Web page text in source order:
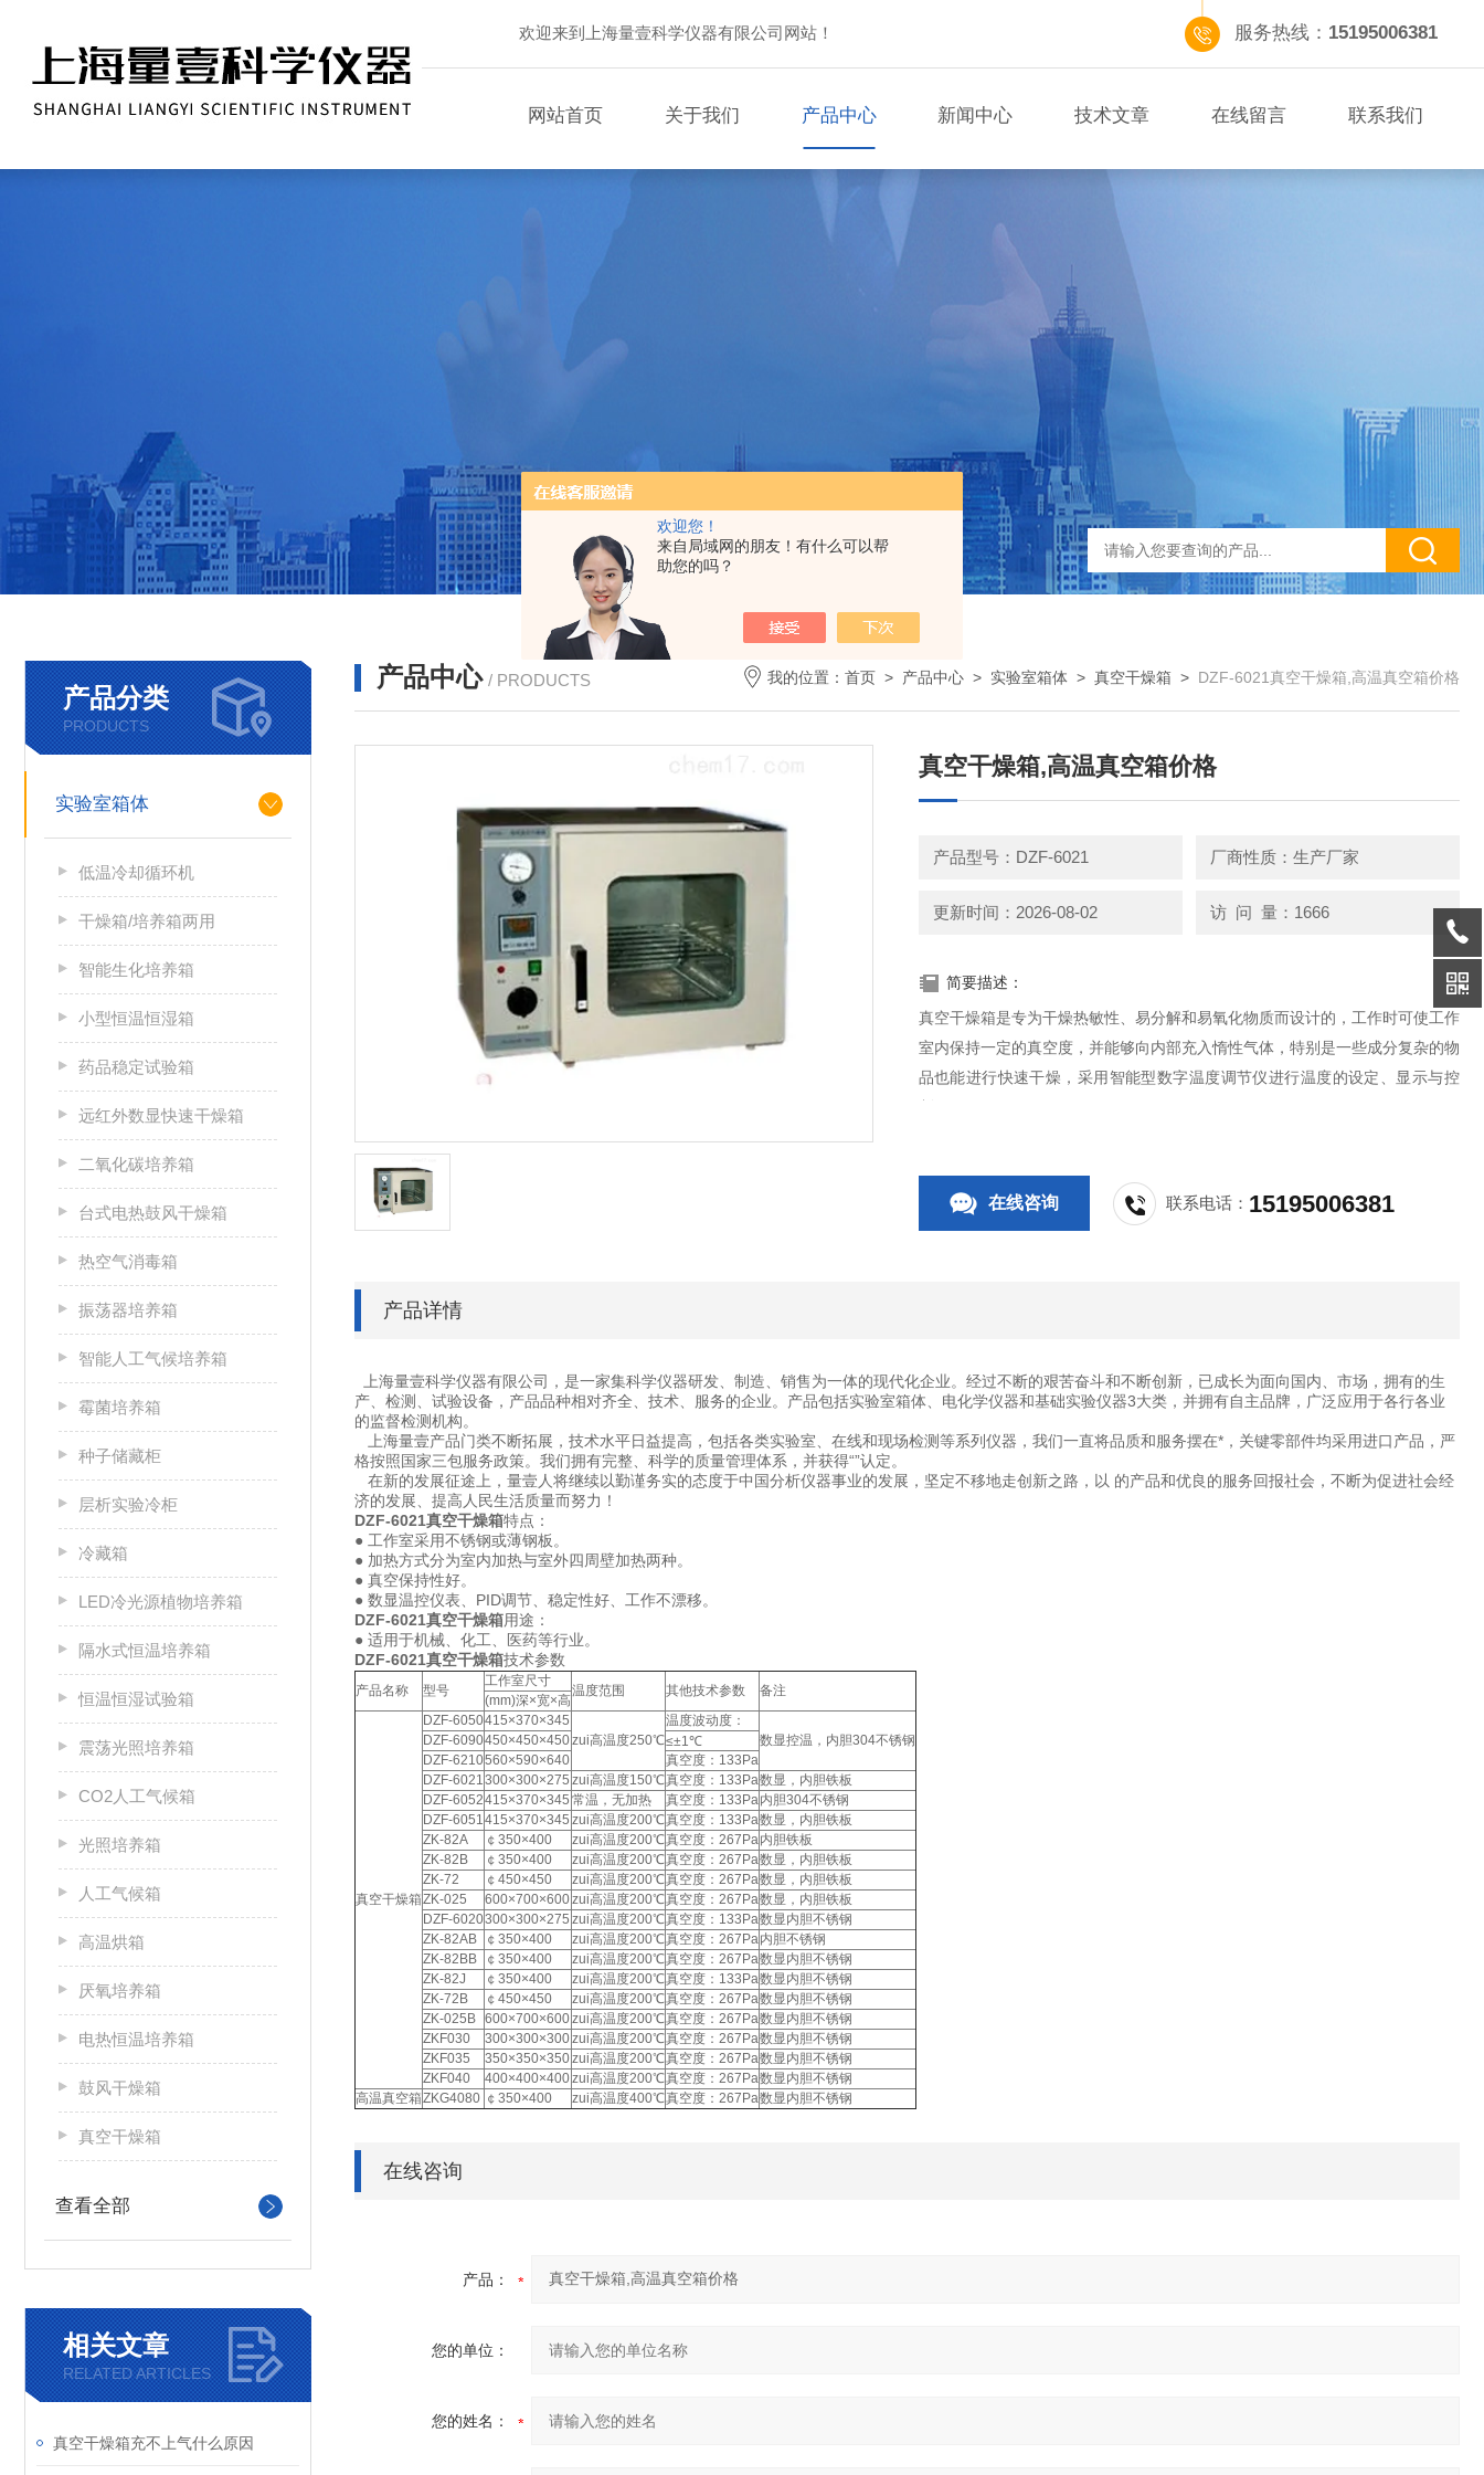
欢迎您！
来自局域网的朋友！有什么可以帮
助您的吗？
欢迎来到上海量壹科学仪器有限公司网站！ 服务热线： 15195006381
网站首页 关于我们 产品中心 新闻中心 技术文章 在线留言 联系我们
产品分类
PRODUCTS
实验室箱体
低温冷却循环机
干燥箱/培养箱两用
智能生化培养箱
小型恒温恒湿箱
药品稳定试验箱
远红外数显快速干燥箱
二氧化碳培养箱
台式电热鼓风干燥箱
热空气消毒箱
振荡器培养箱
智能人工气候培养箱
霉菌培养箱
种子储藏柜
层析实验冷柜
冷藏箱
LED冷光源植物培养箱
隔水式恒温培养箱
恒温恒湿试验箱
震荡光照培养箱
CO2人工气候箱
光照培养箱
人工气候箱
高温烘箱
厌氧培养箱
电热恒温培养箱
鼓风干燥箱
真空干燥箱
查看全部
相关文章
RELATED ARTICLES
真空干燥箱充不上气什么原因
产品中心 / PRODUCTS 我的位置： 首页 > 产品中心 > 实验室箱体 > 真空干燥箱 > DZF-6021真空干燥箱,高温真空箱价格
真空干燥箱,高温真空箱价格
产品型号：DZF-6021 厂商性质：生产厂家
更新时间：2026-08-02 访 问 量：1666
简要描述：
真空干燥箱是专为干燥热敏性、易分解和易氧化物质而设计的，工作时可使工作
室内保持一定的真空度，并能够向内部充入惰性气体，特别是一些成分复杂的物
品也能进行快速干燥，采用智能型数字温度调节仪进行温度的设定、显示与控
制。
在线咨询 联系电话： 15195006381
产品详情
上海量壹科学仪器有限公司，是一家集科学仪器研发、制造、销售为一体的现代化企业。经过不断的艰苦奋斗和不断创新，已成长为面向国内、市场，拥有的生
产、检测、试验设备，产品品种相对齐全、技术、服务的企业。产品包括实验室箱体、电化学仪器和基础实验仪器3大类，并拥有自主品牌，广泛应用于各行各业
的监督检测机构。
上海量壹产品门类不断拓展，技术水平日益提高，包括各类实验室、在线和现场检测等系列仪器，我们一直将品质和服务摆在*，关键零部件均采用进口产品，严
格按照国家三包服务政策。我们拥有完整、科学的质量管理体系，并获得“”认定。
在新的发展征途上，量壹人将继续以勤谨务实的态度于中国分析仪器事业的发展，坚定不移地走创新之路，以 的产品和优良的服务回报社会，不断为促进社会经
济的发展、提高人民生活质量而努力！
DZF-6021真空干燥箱特点：
● 工作室采用不锈钢或薄钢板。
● 加热方式分为室内加热与室外四周壁加热两种。
● 真空保持性好。
● 数显温控仪表、PID调节、稳定性好、工作不漂移。
DZF-6021真空干燥箱用途：
● 适用于机械、化工、医药等行业。
DZF-6021真空干燥箱技术参数
产品名称 型号
工作室尺寸
温度范围 其他技术参数 备注
(mm)深×宽×高
真空干燥箱
DZF-6050415×370×345
zui高温度250℃
温度波动度：
数显控温，内胆304不锈钢
DZF-6090450×450×450
≤±1℃
DZF-6210560×590×640
真空度：133Pa
DZF-6021300×300×275 zui高温度150℃真空度：133Pa数显，内胆铁板
DZF-6052415×370×345 常温，无加热 真空度：133Pa内胆304不锈钢
DZF-6051415×370×345 zui高温度200℃真空度：133Pa数显，内胆铁板
ZK-82A
￠350×400 zui高温度200℃真空度：267Pa内胆铁板
ZK-82B
￠350×400 zui高温度200℃真空度：267Pa数显，内胆铁板
ZK-72
￠450×450 zui高温度200℃真空度：267Pa数显，内胆铁板
ZK-025
600×700×600zui高温度200℃真空度：267Pa数显，内胆铁板
DZF-6020300×300×275 zui高温度200℃真空度：133Pa数显内胆不锈钢
ZK-82AB
￠350×400 zui高温度200℃真空度：267Pa内胆不锈钢
ZK-82BB
￠350×400 zui高温度200℃真空度：267Pa数显内胆不锈钢
ZK-82J
￠350×400 zui高温度200℃真空度：133Pa数显内胆不锈钢
ZK-72B
￠450×450 zui高温度200℃真空度：267Pa数显内胆不锈钢
ZK-025B 600×700×600zui高温度200℃真空度：267Pa数显内胆不锈钢
ZKF030
300×300×300zui高温度200℃真空度：267Pa数显内胆不锈钢
ZKF035
350×350×350zui高温度200℃真空度：267Pa数显内胆不锈钢
ZKF040
400×400×400zui高温度200℃真空度：267Pa数显内胆不锈钢
高温真空箱ZKG4080 ￠350×400 zui高温度400℃真空度：267Pa数显内胆不锈钢
在线咨询
产品：
您的单位：
您的姓名：